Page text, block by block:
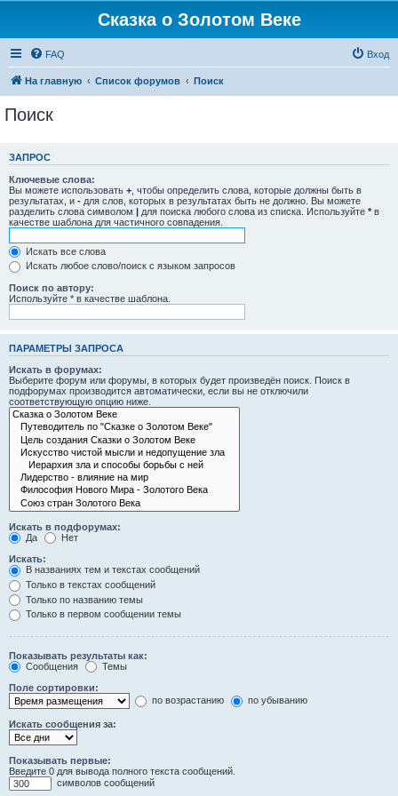
Сказка о Золотом Веке
FAQ Вход
На главную Список форумов Поиск
Поиск
ЗАПРОС
Ключевые слова:
Вы можете использовать + , чтобы определить слова, которые должны быть в
результатах, и - для слов, которых в результатах быть не должно. Вы можете
разделить слова символом | для поиска любого слова из списка. Используйте * в
качестве шаблона для частичного совпадения.
Искать все слова
Искать любое слово/поиск с языком запросов
Поиск по автору:
Используйте * в качестве шаблона.
ПАРАМЕТРЫ ЗАПРОСА
Искать в форумах:
Выберите форум или форумы, в которых будет произведён поиск. Поиск в
подфорумах производится автоматически, если вы не отключили
соответствующую опцию ниже.
Искать в подфорумах:
Да
Нет
Искать:
В названиях тем и текстах сообщений
Только в текстах сообщений
Только по названию темы
Только в первом сообщении темы
Показывать результаты как:
Сообщения
Темы
Поле сортировки:
по возрастанию
по убыванию
Искать сообщения за:
Показывать первые:
Введите 0 для вывода полного текста сообщений.
символов сообщений